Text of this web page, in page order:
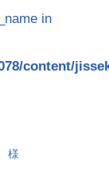
in
content/
様